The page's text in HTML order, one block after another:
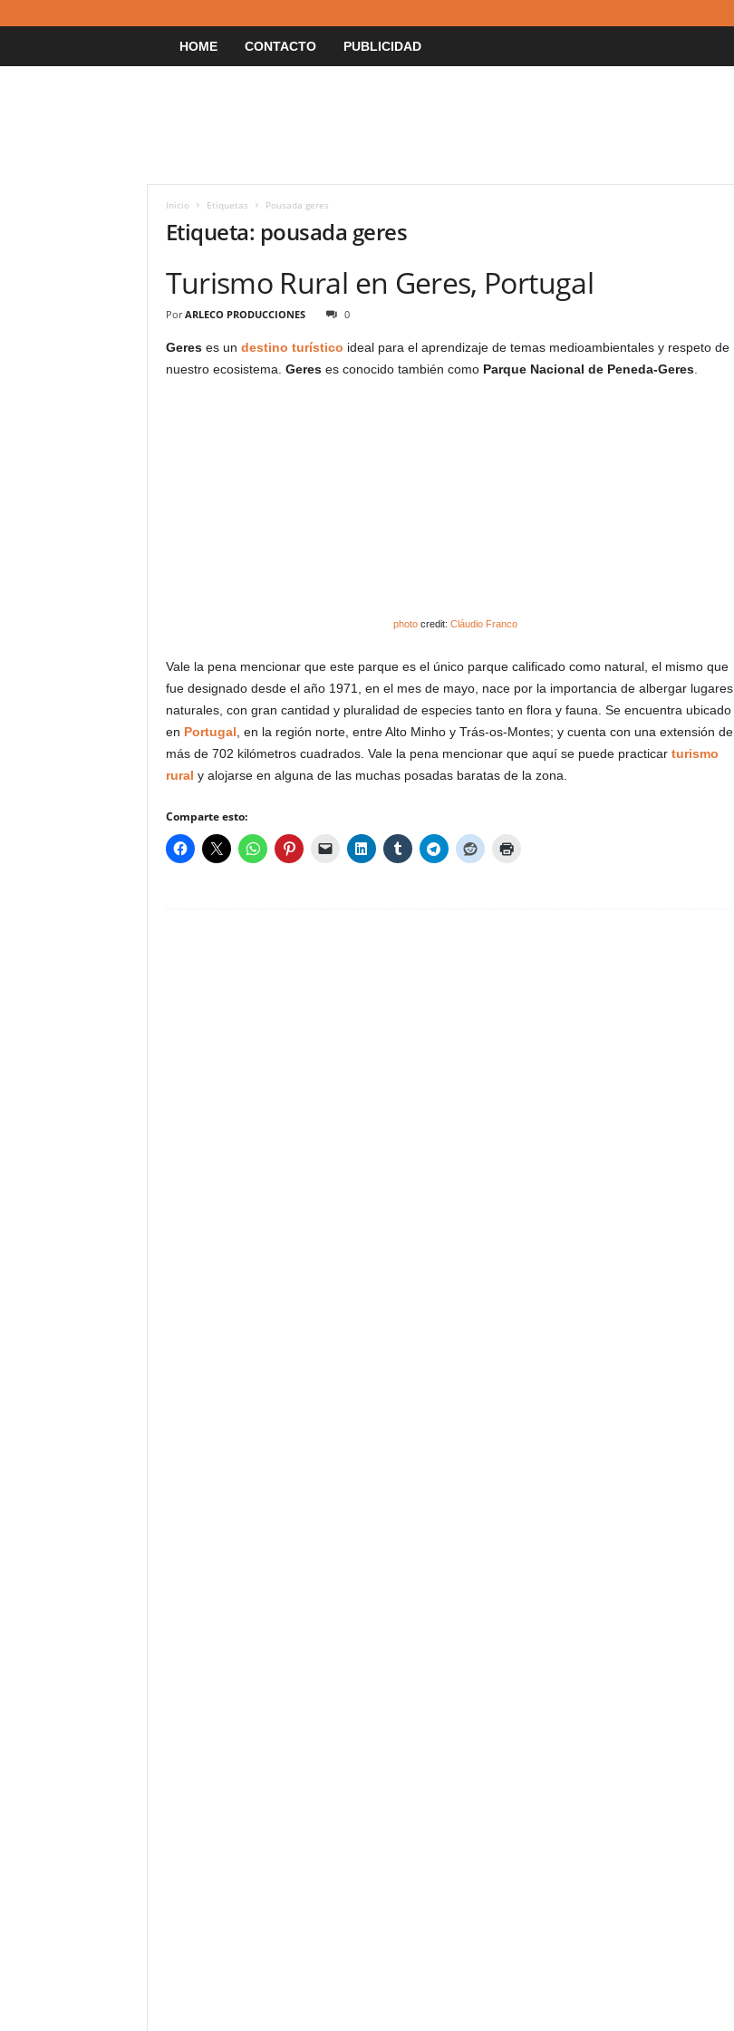
HOME CONTACTO PUBLICIDAD
Inicio Etiquetas Pousada geres
Etiqueta: pousada geres
Turismo Rural en Geres, Portugal
Por ARLECO PRODUCCIONES 0
Gereses un destino turístico ideal para el aprendizaje de temas medioambientales y respeto de
nuestro ecosistema. Gereses conocido también como Parque Nacional de Peneda-Geres.
photo credit: Cláudio Franco
Vale la pena mencionar que este parque es el único parque calificado como natural, el mismo que
fue designado desde el año 1971, en el mes de mayo, nace por la importancia de albergar lugares
naturales, con gran cantidad y pluralidad de especies tanto en flora y fauna. Se encuentra ubicado
en Portugal , en la región norte, entre Alto Minho y Trás-os-Montes; y cuenta con una extensión de
más de 702 kilómetros cuadrados. Vale la pena mencionar que aquí se puede practicar turismo
rural y alojarse en alguna de las muchas posadas baratas de la zona.
Comparte esto: